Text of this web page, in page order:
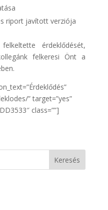
riport javított verziója
érdeklődését,
felkeresi Önt a
” target=”yes”
class=””]